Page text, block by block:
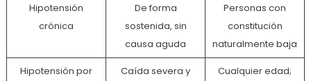
Hipotensión
crónica
De forma
sostenida, sin
causa aguda
Personas con
constitución
naturalmente baja
Hipotensión por
Caída severa y
Cualquier edad;